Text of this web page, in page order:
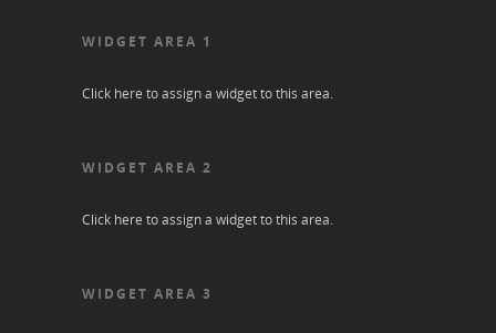
WIDGET AREA 1
Click here to assign a widget to this area.
WIDGET AREA 2
Click here to assign a widget to this area.
WIDGET AREA 3